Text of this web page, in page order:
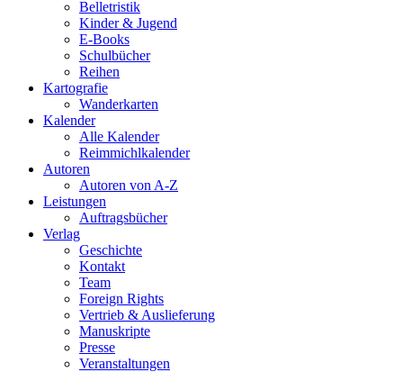
Belletristik
Kinder & Jugend
E-Books
Schulbücher
Reihen
Kartografie
Wanderkarten
Kalender
Alle Kalender
Reimmichlkalender
Autoren
Autoren von A-Z
Leistungen
Auftragsbücher
Verlag
Geschichte
Kontakt
Team
Foreign Rights
Vertrieb & Auslieferung
Manuskripte
Presse
Veranstaltungen